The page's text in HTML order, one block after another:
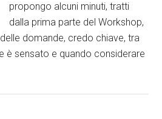
propongo alcuni minuti, tratti
dalla prima parte del Workshop,
domande, credo chiave, tra
è sensato e quando considerare